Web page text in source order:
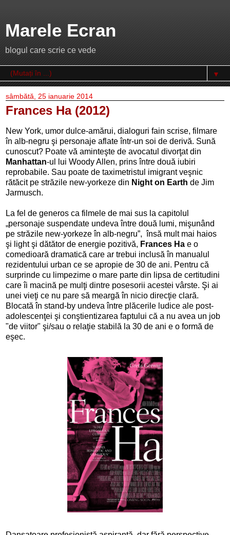
Marele Ecran
blogul care scrie ce vede
▼
sâmbătă, 25 ianuarie 2014
Frances Ha (2012)
New York, umor dulce-amărui, dialoguri fain scrise, filmare
în alb-negru şi personaje aflate într-un soi de derivă. Sună
cunoscut? Poate vă aminteşte de avocatul divorţat din
Manhattan-ul lui Woody Allen, prins între două iubiri
reprobabile. Sau poate de taximetristul imigrant veşnic
rătăcit pe străzile new-yorkeze din Night on Earth de Jim
Jarmusch.
La fel de generos ca filmele de mai sus la capitolul
„personaje suspendate undeva între două lumi, mişunând
pe străzile new-yorkeze în alb-negru”, însă mult mai haios
şi light şi dătător de energie pozitivă, Frances Ha e o
comedioară dramatică care ar trebui inclusă în manualul
rezidentului urban ce se apropie de 30 de ani. Pentru că
surprinde cu limpezime o mare parte din lipsa de certitudini
care îi macină pe mulţi dintre posesorii acestei vârste. Şi ai
unei vieţi ce nu pare să meargă în nicio direcţie clară.
Blocată în stand-by undeva între plăcerile ludice ale post-
adolescenţei şi conştientizarea faptului că a nu avea un job
"de viitor" şi/sau o relaţie stabilă la 30 de ani e o formă de
eşec.